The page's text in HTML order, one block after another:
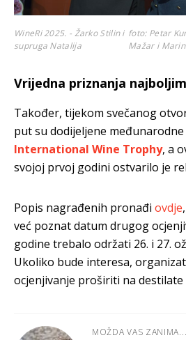
WineRi 2025. - Žarko Stilin i
supruga Natalija
foto: Petar
Mažar i
Vrijedna priznanja
Također, tijekom svečanog
put su dodijeljene
International Wine Trophy, a
svojoj prvoj godini ostvarilo je
Popis nagrađenih pronađi ovdje
već poznat datum drugog
godine trebalo održati 26. i 27.
Ukoliko bude interesa,
ocjenjivanje proširiti na
MOŽDA VAS ZANIMA...